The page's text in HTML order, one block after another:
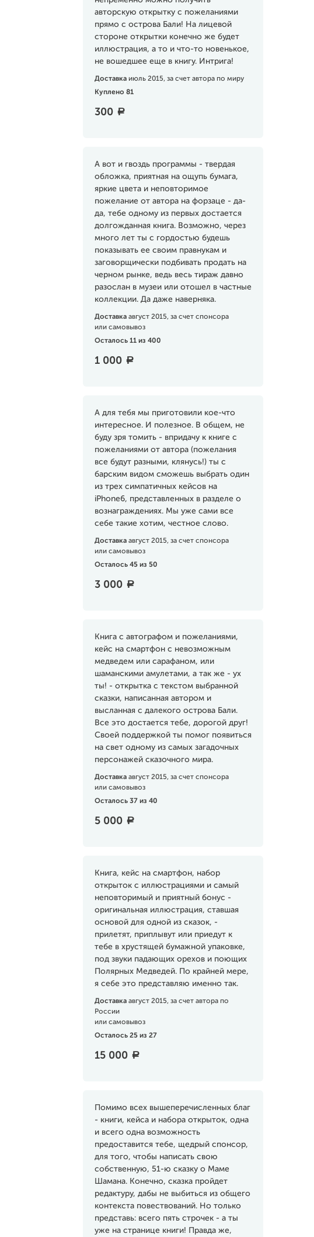
авторскую открытку с пожеланиями
прямо с острова Бали! На лицевой
стороне открытки конечно же будет
иллюстрация, а то и что-то новенькое,
не вошедшее еще в книгу. Интрига!
Доставка июль 2015, за счет автора по миру
Куплено 81
300 a
А вот и гвоздь программы - твердая
обложка, приятная на ощупь бумага,
яркие цвета и неповторимое
пожелание от автора на форзаце - да-
да, тебе одному из первых достается
долгожданная книга. Возможно, через
много лет ты с гордостью будешь
показывать ее своим правнукам и
заговорщически подбивать продать на
черном рынке, ведь весь тираж давно
разослан в музеи или отошел в частные
коллекции. Да даже наверняка.
Доставка август 2015, за счет спонсора
или самовывоз
Осталось 11 из 400
1 000 a
А для тебя мы приготовили кое-что
интересное. И полезное. В общем, не
буду зря томить - впридачу к книге с
пожеланиями от автора (пожелания
все будут разными, клянусь!) ты с
барским видом сможешь выбрать один
из трех симпатичных кейсов на
iPhone6, представленных в разделе о
вознаграждениях. Мы уже сами все
себе такие хотим, честное слово.
Доставка август 2015, за счет спонсора
или самовывоз
Осталось 45 из 50
3 000 a
Книга с автографом и пожеланиями,
кейс на смартфон с невозможным
медведем или сарафаном, или
шаманскими амулетами, а так же - ух
ты! - открытка с текстом выбранной
сказки, написанная автором и
высланная с далекого острова Бали.
Все это достается тебе, дорогой друг!
Своей поддержкой ты помог появиться
на свет одному из самых загадочных
персонажей сказочного мира.
Доставка август 2015, за счет спонсора
или самовывоз
Осталось 37 из 40
5 000 a
Книга, кейс на смартфон, набор
открыток с иллюстрациями и самый
неповторимый и приятный бонус -
оригинальная иллюстрация, ставшая
основой для одной из сказок, -
прилетят, приплывут или приедут к
тебе в хрустящей бумажной упаковке,
под звуки падающих орехов и поющих
Полярных Медведей. По крайней мере,
я себе это представляю именно так.
Доставка август 2015, за счет автора по
России
или самовывоз
Осталось 25 из 27
15 000 a
Помимо всех вышеперечисленных благ
- книги, кейса и набора открыток, одна
и всего одна возможность
предоставится тебе, щедрый спонсор,
для того, чтобы написать свою
собственную, 51-ю сказку о Маме
Шамана. Конечно, сказка пройдет
редактуру, дабы не выбиться из общего
контекста повествований. Но только
представь: всего пять строчек - а ты
уже на странице книги! Правда же,